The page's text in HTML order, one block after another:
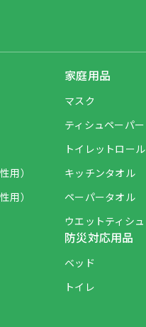
用）
用）
家庭用品
マスク
ティシュペーパー
トイレットロール
キッチンタオル
ペーパータオル
ウエットティシュ
防災対応用品
ベッド
トイレ